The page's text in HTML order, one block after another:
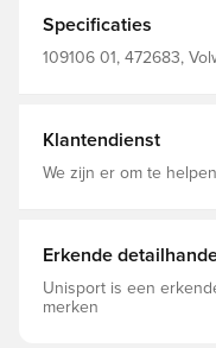
Laufsohle für ein dynamisches
Futsal Breite: Regulär
Oberfläche: Indoor
allen Oberflächen
Specificaties
109106 01, 472683,
Klantendienst
We zijn er om te helpen
Erkende
Unisport is een
merken